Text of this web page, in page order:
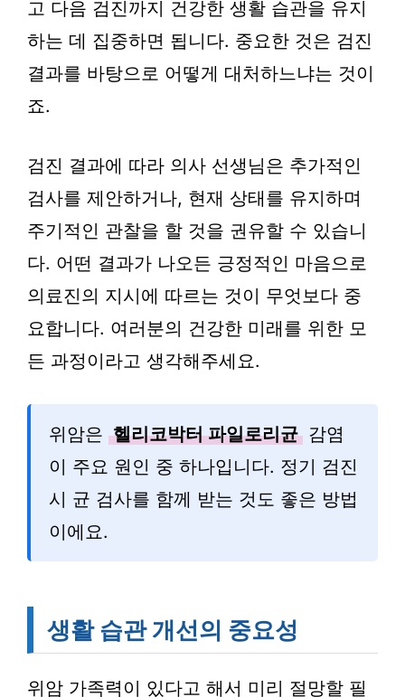
고 다음 검진까지 건강한 생활 습관을 유지
하는 데 집중하면 됩니다. 중요한 것은 검진
결과를 바탕으로 어떻게 대처하느냐는 것이
죠.
검진 결과에 따라 의사 선생님은 추가적인
검사를 제안하거나, 현재 상태를 유지하며
주기적인 관찰을 할 것을 권유할 수 있습니
다. 어떤 결과가 나오든 긍정적인 마음으로
의료진의 지시에 따르는 것이 무엇보다 중
요합니다. 여러분의 건강한 미래를 위한 모
든 과정이라고 생각해주세요.
위암은 헬리코박터 파일로리균 감염
이 주요 원인 중 하나입니다. 정기 검진
시 균 검사를 함께 받는 것도 좋은 방법
이에요.
생활 습관 개선의 중요성
위암 가족력이 있다고 해서 미리 절망할 필